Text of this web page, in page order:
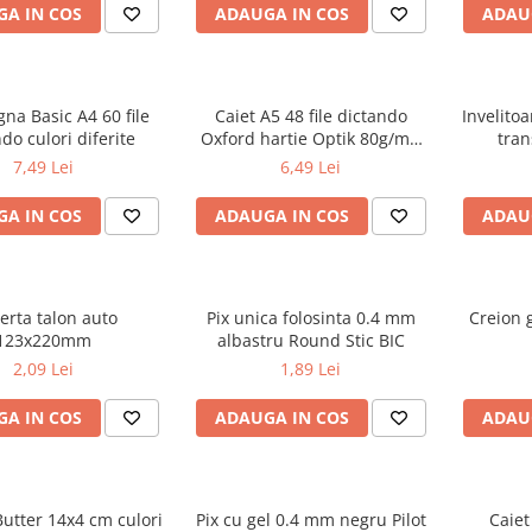
IN COS ADAUGA IN COS
Basic A4 60 file
culori diferite
7,49 Lei
IN COS
Caiet A5 48 file dictando
Oxford hartie Optik 80g/mp
motiv Touch Trend
6,49 Lei
ADAUGA IN COS
talon auto
2,09 Lei
IN COS
Pix unica folosinta 0.4 mm
albastru Round Stic BIC
1,89 Lei
ADAUGA IN COS
Creion
14x4 cm culori
Pix cu gel 0.4 mm negru Pilot